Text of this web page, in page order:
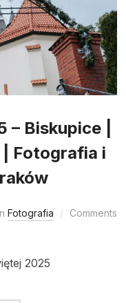
Biskupice |
Fotografia i
Fotografia
Comments
2025